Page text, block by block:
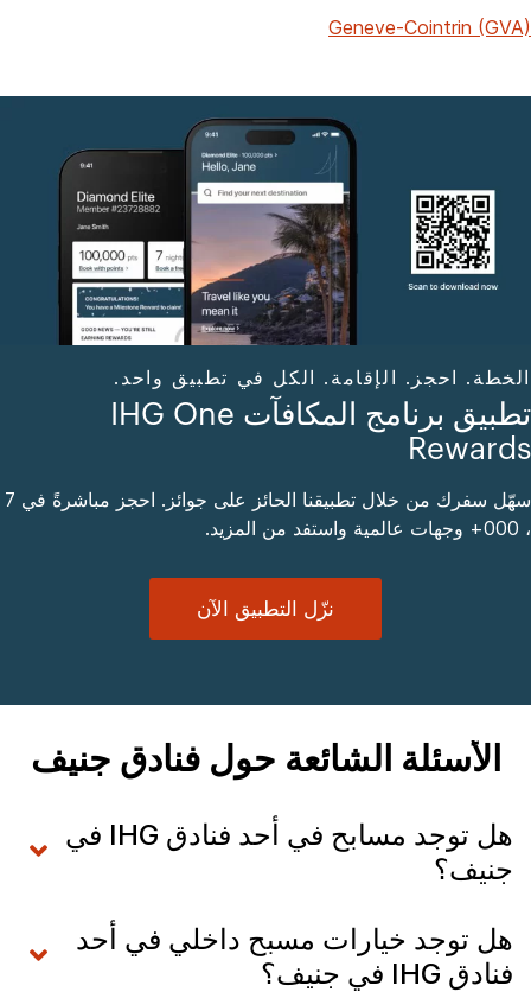
Geneve-Cointrin (GVA)
الخطة. احجز. الإقامة. الكل في تطبيق واحد.
تطبيق برنامج المكافآت IHG One
Rewards
سهّل سفرك من خلال تطبيقنا الحائز على جوائز. احجز مباشرةً في 7
، 000+ وجهات عالمية واستفد من المزيد.
نزّل التطبيق الآن
الأسئلة الشائعة حول فنادق جنيف
هل توجد مسابح في أحد فنادق IHG في
جنيف؟
هل توجد خيارات مسبح داخلي في أحد
فنادق IHG في جنيف؟